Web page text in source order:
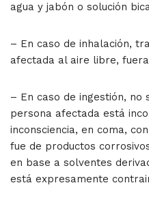
agua y jabón o solución
– En caso de inhalación,
afectada al aire libre,
– En caso de ingestión, no
persona afectada está
inconsciencia, en coma,
fue de productos
en base a solventes
está expresamente